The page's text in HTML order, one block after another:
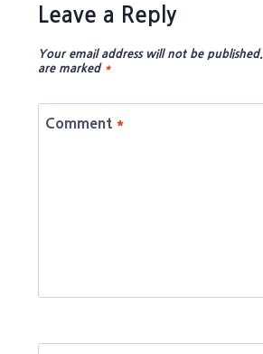
Leave a Reply
Your email address will not be published.
are marked *
Comment *